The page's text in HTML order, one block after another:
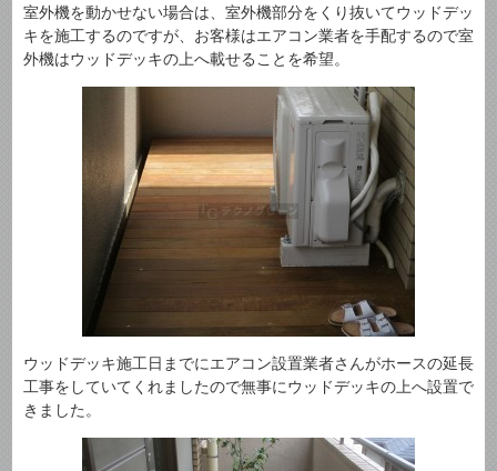
室外機を動かせない場合は、室外機部分をくり抜いてウッドデッ
キを施工するのですが、お客様はエアコン業者を手配するので室
外機はウッドデッキの上へ載せることを希望。
ウッドデッキ施工日までにエアコン設置業者さんがホースの延長
工事をしていてくれましたので無事にウッドデッキの上へ設置で
きました。